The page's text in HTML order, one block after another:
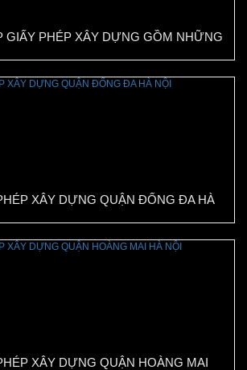
GIẤY PHÉP XÂY DỰNG GỒM NHỮNG
XÂY DỰNG QUẬN ĐỐNG ĐA HÀ
XÂY DỰNG QUẬN HOÀNG MAI